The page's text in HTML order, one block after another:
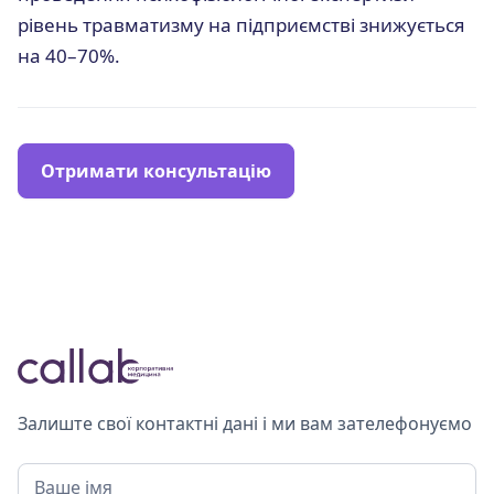
рівень травматизму на підприємстві знижується
на 40–70%.
Отримати консультацію
Залиште свої контактні дані і ми вам зателефонуємо